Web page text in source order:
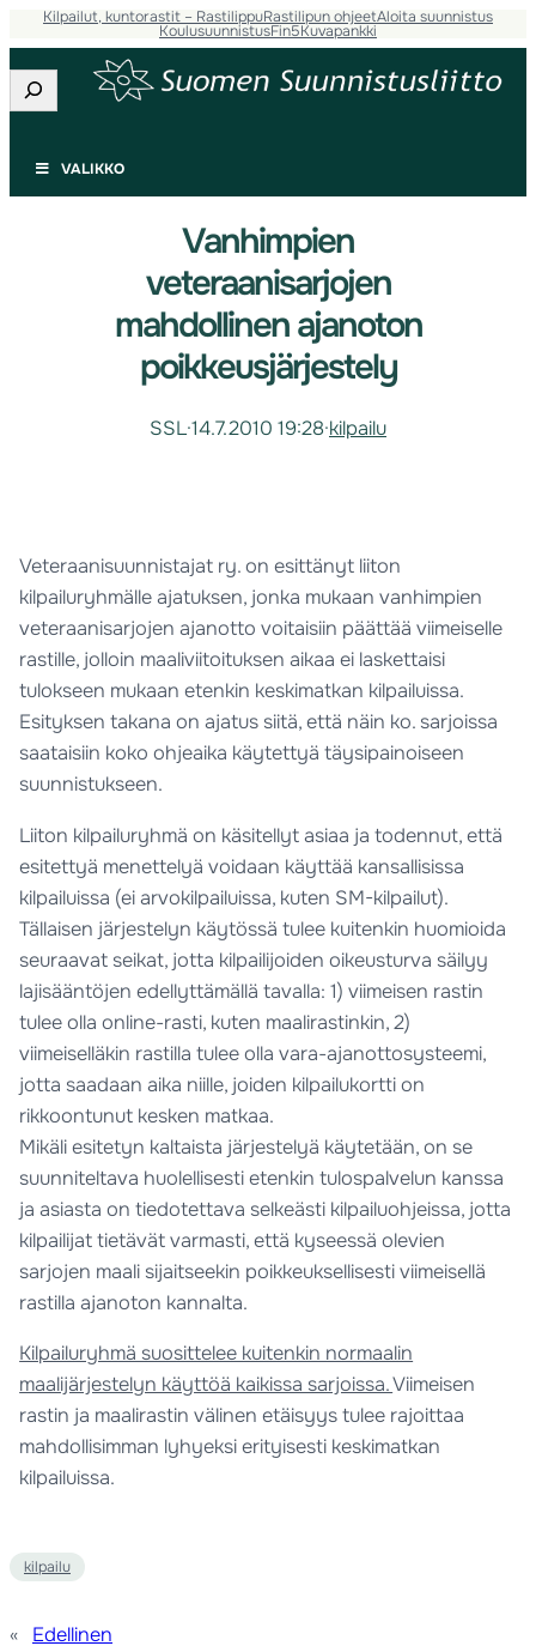
Kilpailut, kuntorastit – RastilippuRastilipun ohjeetAloita suunnistus
KoulusuunnistusFin5Kuvapankki
Etsi
VALIKKO
Vanhimpien
veteraanisarjojen
mahdollinen ajanoton
poikkeusjärjestely
SSL·14.7.2010 19:28·kilpailu
Veteraanisuunnistajat ry. on esittänyt liiton
kilpailuryhmälle ajatuksen, jonka mukaan vanhimpien
veteraanisarjojen ajanotto voitaisiin päättää viimeiselle
rastille, jolloin maaliviitoituksen aikaa ei laskettaisi
tulokseen mukaan etenkin keskimatkan kilpailuissa.
Esityksen takana on ajatus siitä, että näin ko. sarjoissa
saataisiin koko ohjeaika käytettyä täysipainoiseen
suunnistukseen.
Liiton kilpailuryhmä on käsitellyt asiaa ja todennut, että
esitettyä menettelyä voidaan käyttää kansallisissa
kilpailuissa (ei arvokilpailuissa, kuten SM-kilpailut).
Tällaisen järjestelyn käytössä tulee kuitenkin huomioida
seuraavat seikat, jotta kilpailijoiden oikeusturva säilyy
lajisääntöjen edellyttämällä tavalla: 1) viimeisen rastin
tulee olla online-rasti, kuten maalirastinkin, 2)
viimeiselläkin rastilla tulee olla vara-ajanottosysteemi,
jotta saadaan aika niille, joiden kilpailukortti on
rikkoontunut kesken matkaa.
Mikäli esitetyn kaltaista järjestelyä käytetään, on se
suunniteltava huolellisesti etenkin tulospalvelun kanssa
ja asiasta on tiedotettava selkeästi kilpailuohjeissa, jotta
kilpailijat tietävät varmasti, että kyseessä olevien
sarjojen maali sijaitseekin poikkeuksellisesti viimeisellä
rastilla ajanoton kannalta.
Kilpailuryhmä suosittelee kuitenkin normaalin
maalijärjestelyn käyttöä kaikissa sarjoissa.Viimeisen
rastin ja maalirastin välinen etäisyys tulee rajoittaa
mahdollisimman lyhyeksi erityisesti keskimatkan
kilpailuissa.
kilpailu
«
Edellinen